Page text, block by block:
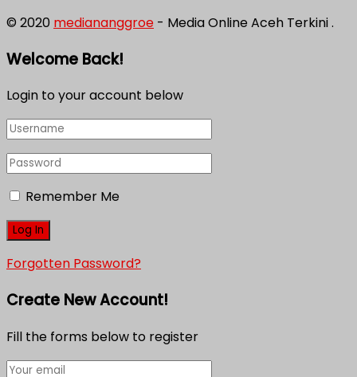
© 2020 mediananggroe - Media Online Aceh Terkini .
Welcome Back!
Login to your account below
Remember Me
Forgotten Password?
Create New Account!
Fill the forms below to register